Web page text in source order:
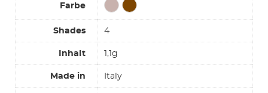
Farbe
Shades 4
Inhalt 1,1g
Made in Italy